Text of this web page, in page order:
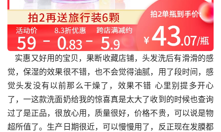
觉，保湿的效果很不错，也不会觉得油腻，用了段时间，感
觉头发没有以前那么干燥了，效果不错 心里别提多开心
了，一这款洗面奶给我的惊喜真是太大了收到的时候也查询
过了是正品，很放心用，质量很好，价格不贵，可以说是物
超所值了。生产日期很近，可以慢慢用了，反正现在发膜都